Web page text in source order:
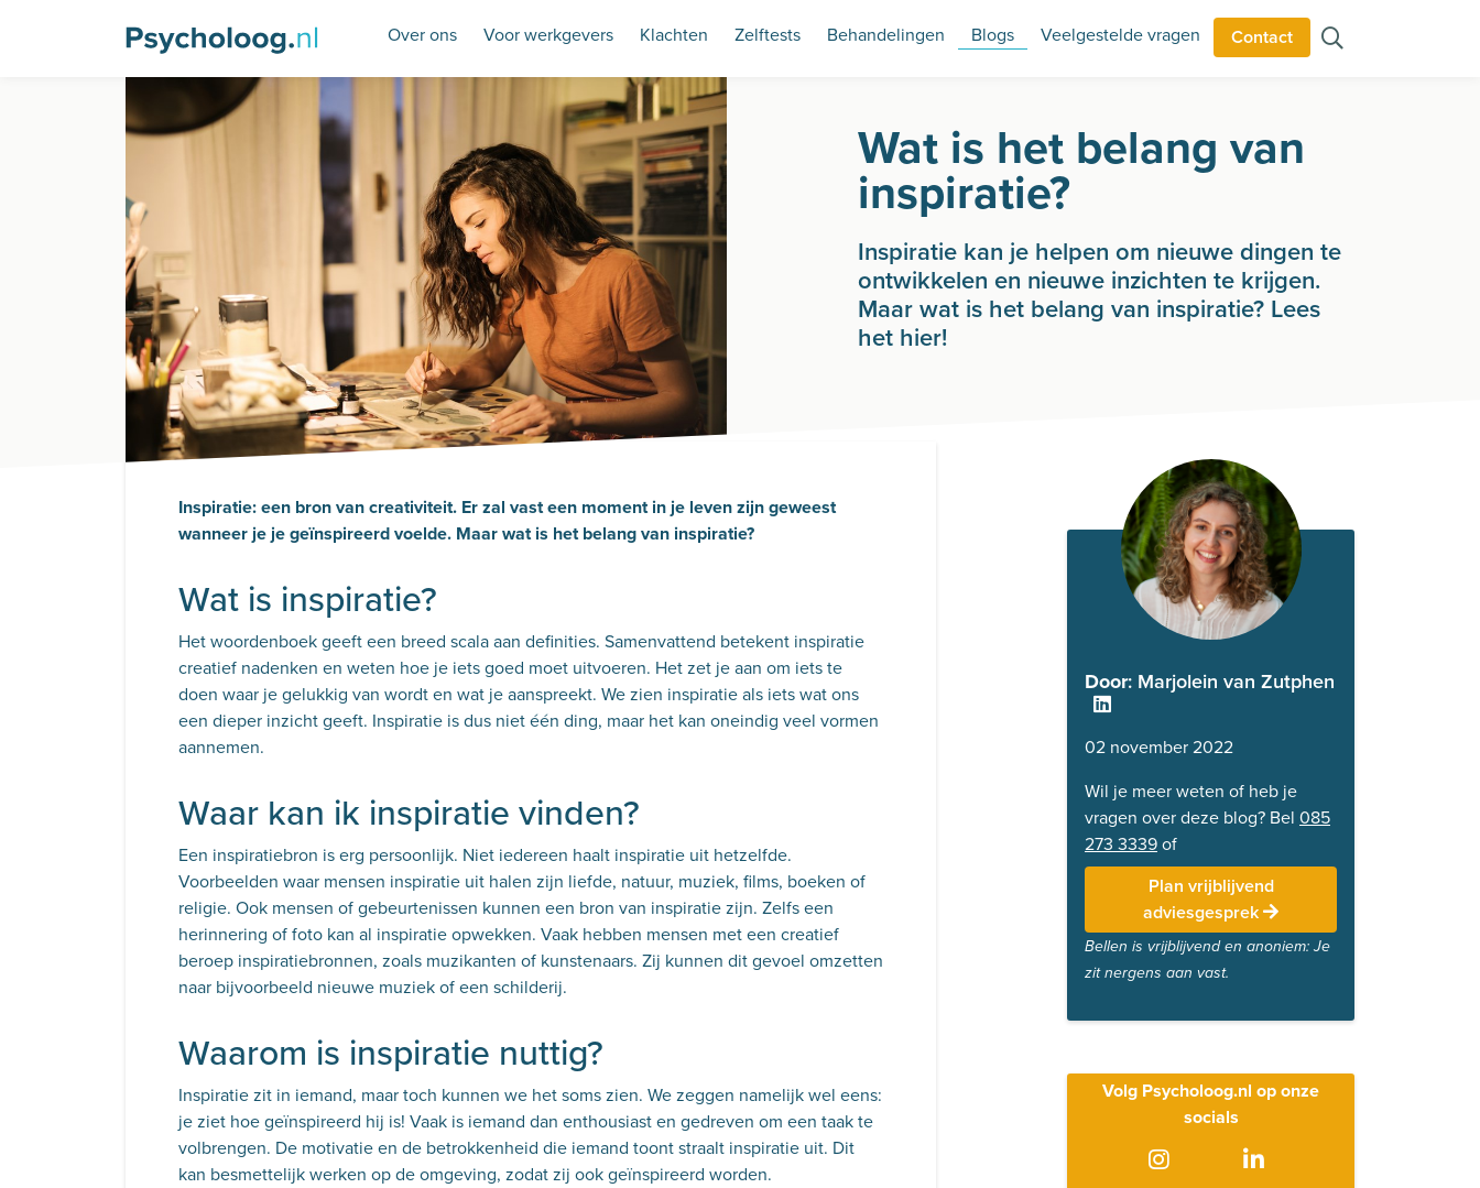
Over ons Voor werkgevers Klachten Zelftests Behandelingen Blogs Veelgestelde vragen Contact
Wat is het belang van
inspiratie?
Inspiratie kan je helpen om nieuwe dingen te
ontwikkelen en nieuwe inzichten te krijgen.
Maar wat is het belang van inspiratie? Lees
het hier!
Inspiratie: een bron van creativiteit. Er zal vast een moment in je leven zijn geweest
wanneer je je geïnspireerd voelde. Maar wat is het belang van inspiratie?
Wat is inspiratie?
Het woordenboek geeft een breed scala aan definities. Samenvattend betekent inspiratie
creatief nadenken en weten hoe je iets goed moet uitvoeren. Het zet je aan om iets te
doen waar je gelukkig van wordt en wat je aanspreekt. We zien inspiratie als iets wat ons
een dieper inzicht geeft. Inspiratie is dus niet één ding, maar het kan oneindig veel vormen
aannemen.
Waar kan ik inspiratie vinden?
Een inspiratiebron is erg persoonlijk. Niet iedereen haalt inspiratie uit hetzelfde.
Voorbeelden waar mensen inspiratie uit halen zijn liefde, natuur, muziek, films, boeken of
religie. Ook mensen of gebeurtenissen kunnen een bron van inspiratie zijn. Zelfs een
herinnering of foto kan al inspiratie opwekken. Vaak hebben mensen met een creatief
beroep inspiratiebronnen, zoals muzikanten of kunstenaars. Zij kunnen dit gevoel omzetten
naar bijvoorbeeld nieuwe muziek of een schilderij.
Waarom is inspiratie nuttig?
Inspiratie zit in iemand, maar toch kunnen we het soms zien. We zeggen namelijk wel eens:
je ziet hoe geïnspireerd hij is! Vaak is iemand dan enthousiast en gedreven om een taak te
volbrengen. De motivatie en de betrokkenheid die iemand toont straalt inspiratie uit. Dit
kan besmettelijk werken op de omgeving, zodat zij ook geïnspireerd worden.
Door: Marjolein van Zutphen
02 november 2022
Wil je meer weten of heb je
vragen over deze blog? Bel 085
273 3339of
Plan vrijblijvend
adviesgesprek
Bellen is vrijblijvend en anoniem: Je
zit nergens aan vast.
Volg Psycholoog.nl op onze
socials